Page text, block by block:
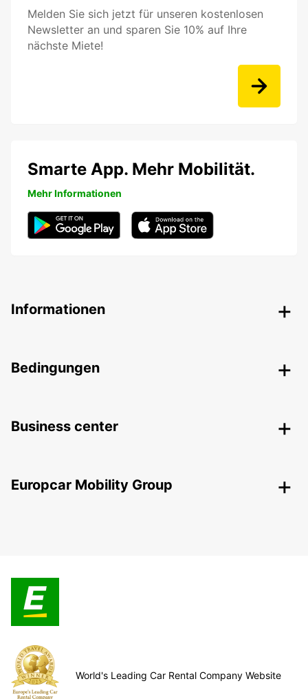
Melden Sie sich jetzt für unseren kostenlosen
Newsletter an und sparen Sie 10% auf Ihre
nächste Miete!
Smarte App. Mehr Mobilität.
Mehr Informationen
Informationen
Bedingungen
Business center
Europcar Mobility Group
World's Leading Car Rental Company Website